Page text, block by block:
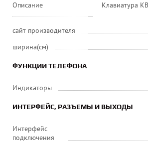
Описание
Клавиатура
сайт производителя
ширина(см)
ФУНКЦИИ ТЕЛЕФОНА
Индикаторы
ИНТЕРФЕЙС, РАЗЪЕМЫ И ВЫХОДЫ
Интерфейс
подключения